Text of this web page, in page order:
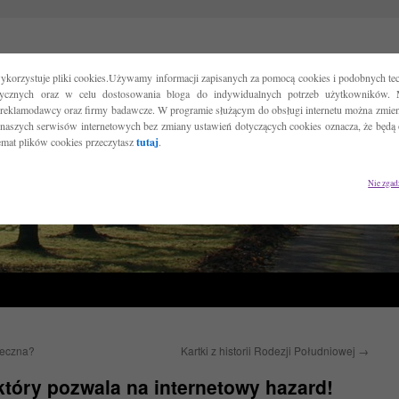
pliki cookies.Używamy informacji zapisanych za pomocą cookies i podobnych
oraz w celu dostosowania bloga do indywidualnych potrzeb użytkowników.
oraz firmy badawcze. W programie służącym do obsługi internetu można
serwisów internetowych bez zmiany ustawień dotyczących cookies oznacza, że będą
plików cookies przeczytasztutaj.
Nie
Kartki z historii Rodezji Południowej →
pozwala na internetowy hazard!